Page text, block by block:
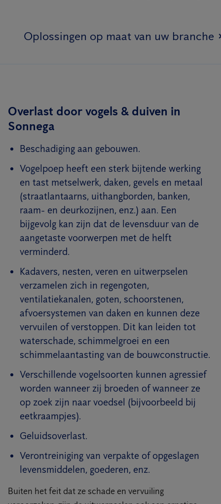
Oplossingen op maat van uw branche
Overlast door vogels & duiven in
Sonnega
Beschadiging aan gebouwen.
Vogelpoep heeft een sterk bijtende werking
en tast metselwerk, daken, gevels en metaal
(straatlantaarns, uithangborden, banken,
raam- en deurkozijnen, enz.) aan. Een
bijgevolg kan zijn dat de levensduur van de
aangetaste voorwerpen met de helft
verminderd.
Kadavers, nesten, veren en uitwerpselen
verzamelen zich in regengoten,
ventilatiekanalen, goten, schoorstenen,
afvoersystemen van daken en kunnen deze
vervuilen of verstoppen. Dit kan leiden tot
waterschade, schimmelgroei en een
schimmelaantasting van de bouwconstructie.
Verschillende vogelsoorten kunnen agressief
worden wanneer zij broeden of wanneer ze
op zoek zijn naar voedsel (bijvoorbeeld bij
eetkraampjes).
Geluidsoverlast.
Verontreiniging van verpakte of opgeslagen
levensmiddelen, goederen, enz.
Buiten het feit dat ze schade en vervuiling